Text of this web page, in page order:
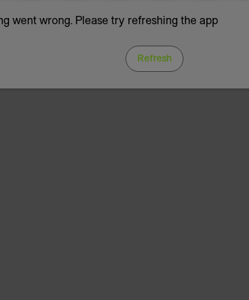
went wrong. Please try refreshing the app
Refresh